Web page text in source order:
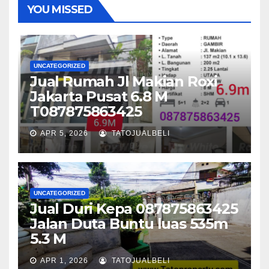
YOU MISSED
UNCATEGORIZED
Jual Rumah Jl Makian Roxi
Jakarta Pusat 6.8 M
T087875863425
APR 5, 2026 TATOJUALBELI
UNCATEGORIZED
Jual Duri Kepa 087875863425
Jalan Duta Buntu luas 535m
5.3 M
APR 1, 2026 TATOJUALBELI